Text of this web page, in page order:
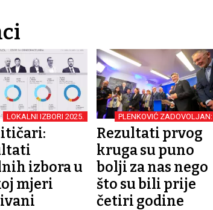
LOKALNI IZBORI 2025.
izbora u
mjeri
PLENKOVIĆ ZADOVOLJAN:
Rezultati prvog
kruga su puno
bolji za nas nego
što su bili prije
četiri godine